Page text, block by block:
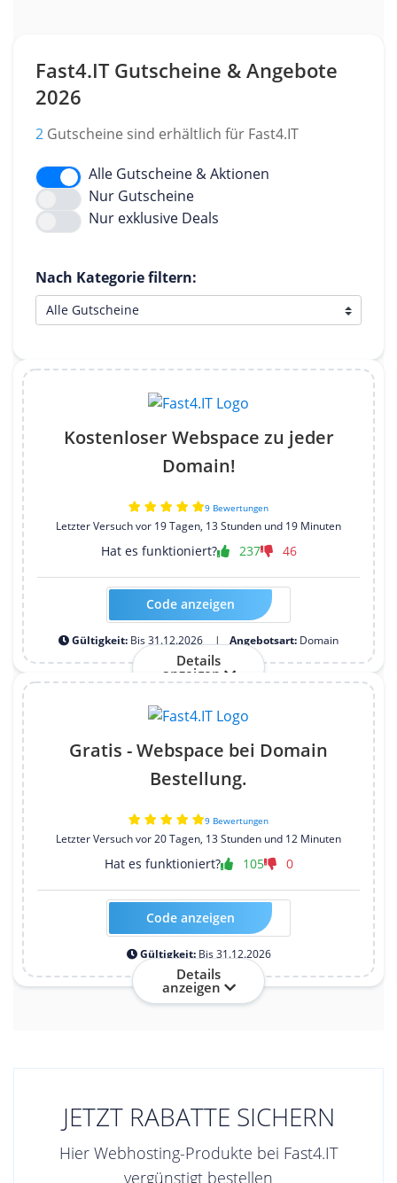
Fast4.IT Gutscheine & Angebote
2026
2 Gutscheine sind erhältlich für Fast4.IT
Alle Gutscheine & Aktionen
Nur Gutscheine
Nur exklusive Deals
Nach Kategorie filtern:
Kostenloser Webspace zu jeder
Domain!
9 Bewertungen
Letzter Versuch vor 19 Tagen, 13 Stunden und 19 Minuten
Hat es funktioniert? 237 46
Kein Code erforderlich
Code anzeigen
Gültigkeit: Bis 31.12.2026 Angebotsart: Domain
Details
anzeigen
Gratis - Webspace bei Domain
Bestellung.
9 Bewertungen
Letzter Versuch vor 20 Tagen, 13 Stunden und 12 Minuten
Hat es funktioniert? 105 0
Kein Code erforderlich
Code anzeigen
Gültigkeit:Bis 31.12.2026
Details
anzeigen
JETZT RABATTE SICHERN
Hier Webhosting-Produkte bei Fast4.IT
vergünstigt bestellen